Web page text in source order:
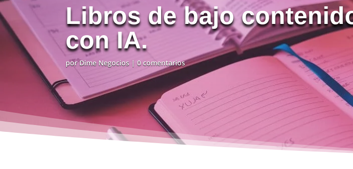
Libros de bajo
con IA.
porDime Negocios |0 comentarios